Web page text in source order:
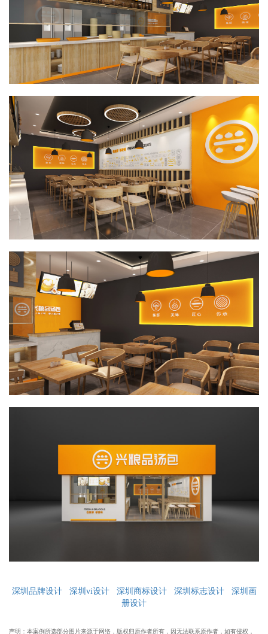
深圳品牌设计 深圳vi设计 深圳商标设计 深圳标志设计
深圳画
册设计
声明：本案例所选部分图片来源于网络，版权归原作者所有，因无法联系原作者，如有侵权，